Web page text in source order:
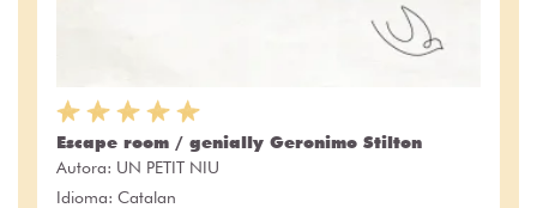
Escape room / genially Geronimo Stilton
Autora: UN PETIT NIU
Idioma: Catalan